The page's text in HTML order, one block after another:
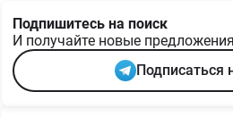
Подпишитесь на поиск
И получайте новые
Подписаться